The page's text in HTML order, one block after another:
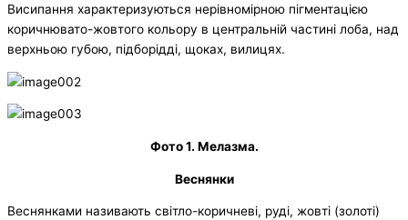
Висипання характеризуються нерівномірною пігментацією
коричнювато-жовтого кольору в центральній частині лоба, над
верхньою губою, підборідді, щоках, вилицях.
Фото 1. Мелазма.
Веснянки
Веснянками називають світло-коричневі, руді, жовті (золоті)